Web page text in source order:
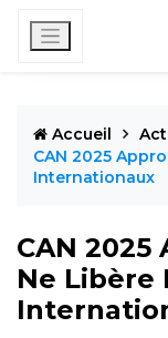
Accueil
CAN 2025
Internationaux
CAN 2025
Ne Libère